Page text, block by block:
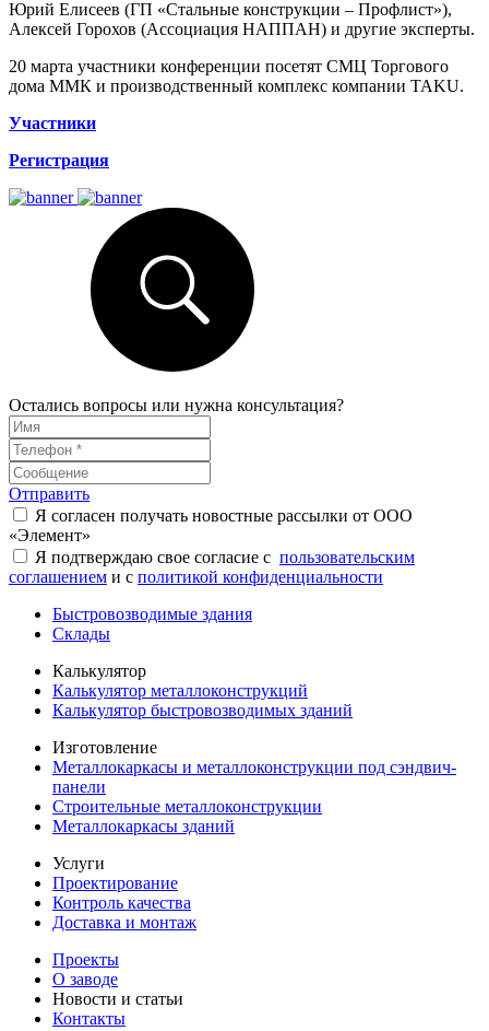
Юрий Елисеев (ГП «Стальные конструкции – Профлист»),
Алексей Горохов (Ассоциация НАППАН) и другие эксперты.
20 марта участники конференции посетят СМЦ Торгового
дома ММК и производственный комплекс компании TAKU.
Участники
Регистрация
Остались вопросы или нужна консультация?
Отправить
Я согласен получать новостные рассылки от ООО
«Элемент»
Я подтверждаю свое согласие с пользовательским
соглашением и с политикой конфиденциальности
Быстровозводимые здания
Склады
Калькулятор
Калькулятор металлоконструкций
Калькулятор быстровозводимых зданий
Изготовление
Металлокаркасы и металлоконструкции под сэндвич-
панели
Строительные металлоконструкции
Металлокаркасы зданий
Услуги
Проектирование
Контроль качества
Доставка и монтаж
Проекты
О заводе
Новости и статьи
Контакты